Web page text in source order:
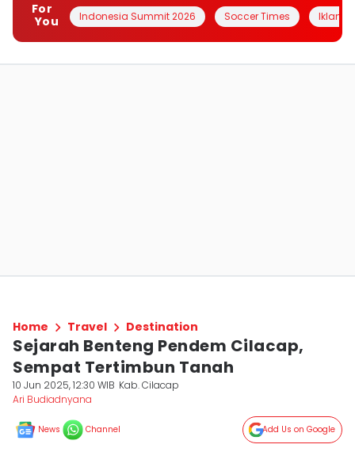
For
You
Indonesia Summit 2026 Soccer Times Iklanin
Home Travel Destination
Sejarah Benteng Pendem Cilacap,
Sempat Tertimbun Tanah
10 Jun 2025, 12:30 WIB Kab. Cilacap
Ari Budiadnyana
News Channel Add Us on Google